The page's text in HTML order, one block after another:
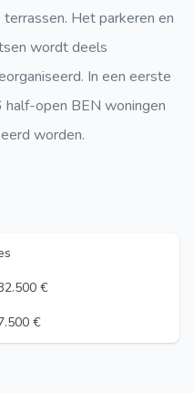
Het parkeren en
wordt deels
In een eerste
open BEN woningen
worden.
€
€